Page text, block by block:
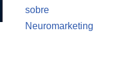
sobre
Neuromarketing